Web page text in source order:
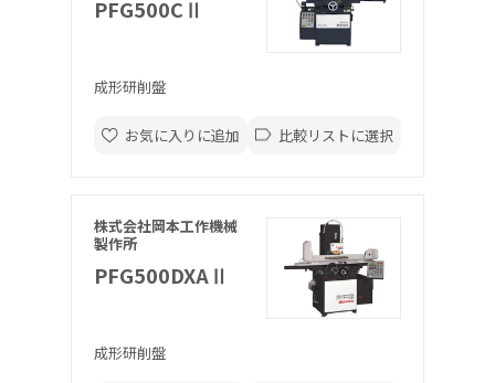
PFG500CⅡ
成形研削盤
お気に入りに追加 比較リストに選択
株式会社岡本工作機械
製作所
PFG500DXAⅡ
成形研削盤